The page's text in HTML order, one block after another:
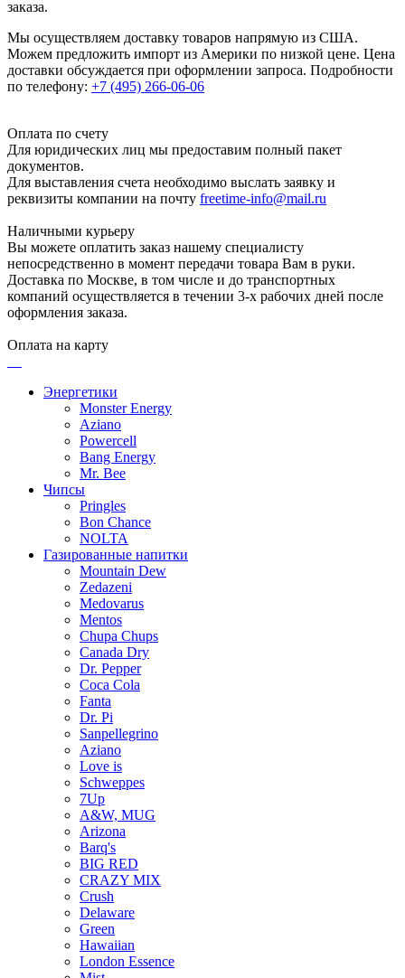
заказа.
Мы осуществляем доставку товаров напрямую из США.
Можем предложить импорт из Америки по низкой цене. Цена
доставки обсуждается при оформлении запроса. Подробности
по телефону: +7 (495) 266-06-06
Оплата по счету
Для юридических лиц мы предоставим полный пакет
документов.
Для выставления счета необходимо выслать заявку и
реквизиты компании на почту freetime-info@mail.ru
Наличными курьеру
Вы можете оплатить заказ нашему специалисту
непосредственно в момент передачи товара Вам в руки.
Доставка по Москве, в том числе и до транспортных
компаний осуществляется в течении 3-х рабочих дней после
оформления заказа.
Оплата на карту
Энергетики
Monster Energy
Aziano
Powercell
Bang Energy
Mr. Bee
Чипсы
Pringles
Bon Chance
NOLTA
Газированные напитки
Mountain Dew
Zedazeni
Medovarus
Mentos
Chupa Chups
Canada Dry
Dr. Pepper
Coca Cola
Fanta
Dr. Pi
Sanpellegrino
Aziano
Love is
Schweppes
7Up
A&W, MUG
Arizona
Barq's
BIG RED
CRAZY MIX
Crush
Delaware
Green
Hawaiian
London Essence